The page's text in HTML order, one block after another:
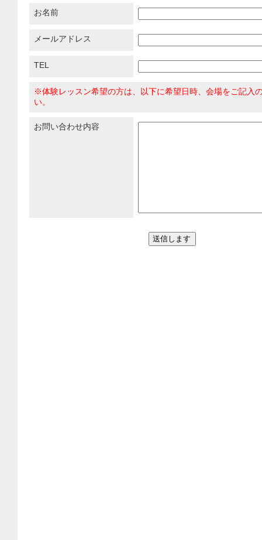
お名前
メールアドレス
TEL
※体験レッスン希望の方は、以下に希望日時、会場をご記入
い。
お問い合わせ内容